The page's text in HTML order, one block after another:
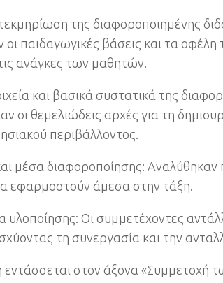
της διαφοροποιημένης
οι παιδαγωγικές βάσεις και τα
ανάγκες των μαθητών.
και βασικά συστατικά της
οι θεμελιώδεις αρχές για τη
περιβάλλοντος.
μέσα διαφοροποίησης: Αναλύθηκαν
εφαρμοστούν άμεσα στην τάξη.
υλοποίησης: Οι συμμετέχοντες
τη συνεργασία και την
στον άξονα «Συμμετοχή